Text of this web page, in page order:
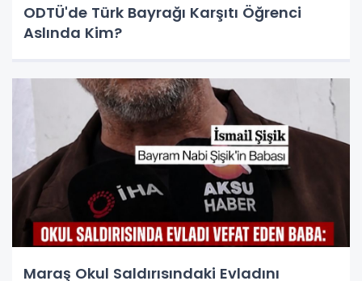
ODTÜ'de Türk Bayrağı Karşıtı Öğrenci
Aslında Kim?
Maraş Okul Saldırısındaki Evladını